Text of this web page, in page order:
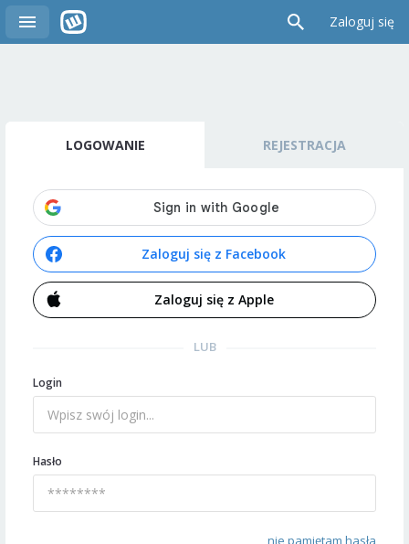
Zaloguj się
LOGOWANIE REJESTRACJA
Zaloguj się z Facebook
Zaloguj się z Apple
LUB
Login
Hasło
nie pamiętam hasła